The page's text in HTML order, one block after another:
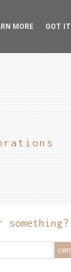
MORE GOT IT